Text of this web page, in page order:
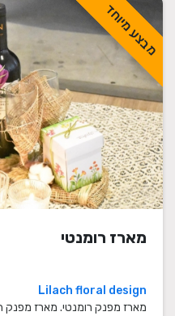
מבצע מיוחד
מארז רומנטי
Lilach floral design